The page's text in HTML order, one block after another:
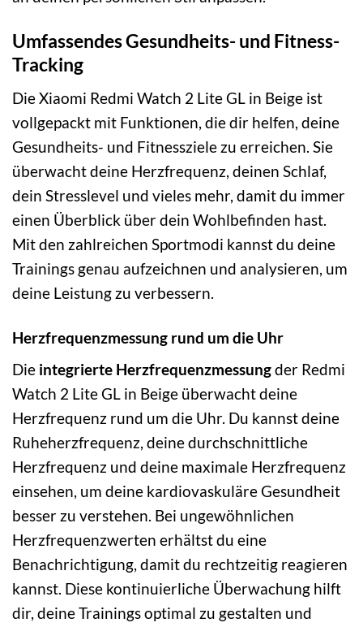
Umfassendes Gesundheits- und Fitness-
Tracking
Die Xiaomi Redmi Watch 2 Lite GL in Beige ist
vollgepackt mit Funktionen, die dir helfen, deine
Gesundheits- und Fitnessziele zu erreichen. Sie
überwacht deine Herzfrequenz, deinen Schlaf,
dein Stresslevel und vieles mehr, damit du immer
einen Überblick über dein Wohlbefinden hast.
Mit den zahlreichen Sportmodi kannst du deine
Trainings genau aufzeichnen und analysieren, um
deine Leistung zu verbessern.
Herzfrequenzmessung rund um die Uhr
Die integrierte Herzfrequenzmessungder Redmi
Watch 2 Lite GL in Beige überwacht deine
Herzfrequenz rund um die Uhr. Du kannst deine
Ruheherzfrequenz, deine durchschnittliche
Herzfrequenz und deine maximale Herzfrequenz
einsehen, um deine kardiovaskuläre Gesundheit
besser zu verstehen. Bei ungewöhnlichen
Herzfrequenzwerten erhältst du eine
Benachrichtigung, damit du rechtzeitig reagieren
kannst. Diese kontinuierliche Überwachung hilft
dir, deine Trainings optimal zu gestalten und